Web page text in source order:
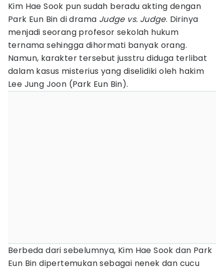
Kim Hae Sook pun sudah beradu akting dengan
Park Eun Bin di drama Judge vs. Judge. Dirinya
menjadi seorang profesor sekolah hukum
ternama sehingga dihormati banyak orang.
Namun, karakter tersebut jusstru diduga terlibat
dalam kasus misterius yang diselidiki oleh hakim
Lee Jung Joon (Park Eun Bin).
Berbeda dari sebelumnya, Kim Hae Sook dan Park
Eun Bin dipertemukan sebagai nenek dan cucu